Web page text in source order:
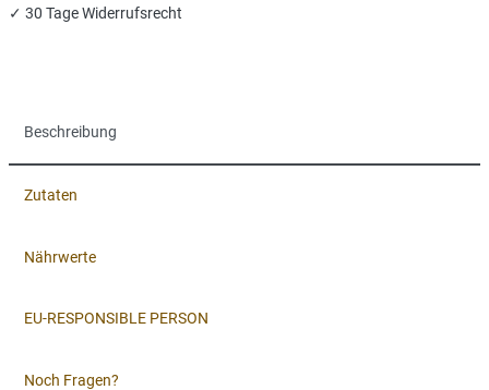
✓ 30 Tage Widerrufsrecht
Beschreibung
Zutaten
Nährwerte
EU-RESPONSIBLE PERSON
Noch Fragen?